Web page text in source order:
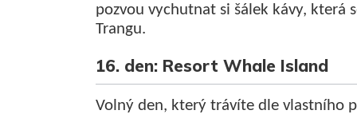
pozvou vychutnat si šálek kávy, která
Trangu.
16. den: Resort Whale Island
Volný den, který trávíte dle vlastního